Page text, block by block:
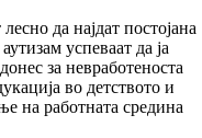
да најдат постојана
успеваат да ја
за невработеноста
во детството и
на работната средина